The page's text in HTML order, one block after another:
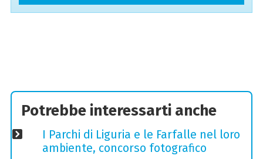
Potrebbe interessarti anche
I Parchi di Liguria e le Farfalle nel loro
ambiente, concorso fotografico